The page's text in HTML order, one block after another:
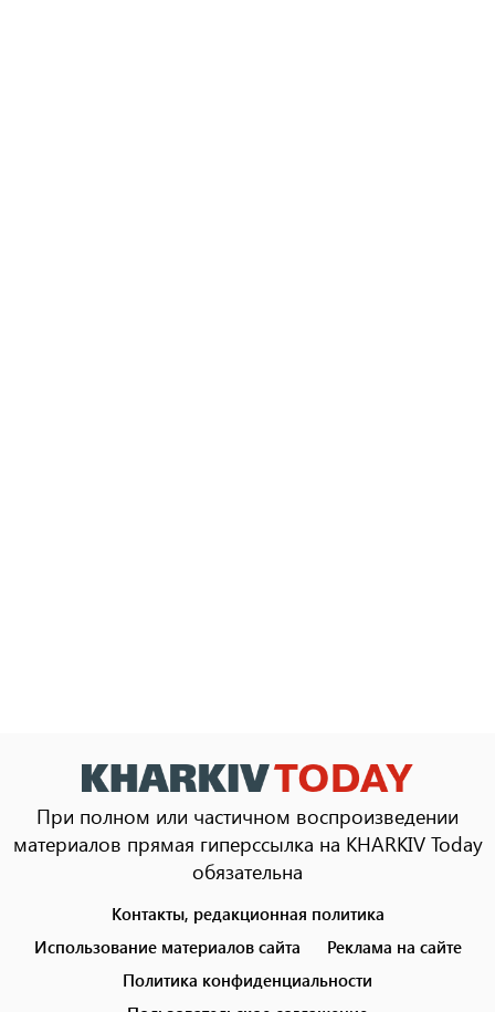
При полном или частичном воспроизведении
материалов прямая гиперссылка на KHARKIV Today
обязательна
menu
Контакты, редакционная политика
Использование материалов сайта
Реклама на сайте
Политика конфиденциальности